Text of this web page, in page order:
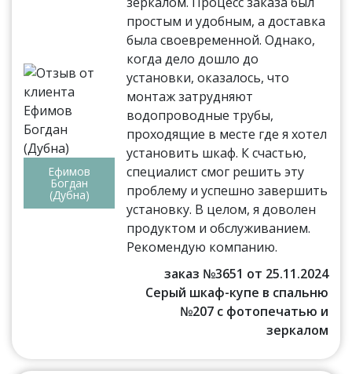
Ефимов
Богдан
(Дубна)
простым и удобным, а доставка
была своевременной. Однако,
когда дело дошло до
установки, оказалось, что
монтаж затрудняют
водопроводные трубы,
проходящие в месте где я хотел
установить шкаф. К счастью,
специалист смог решить эту
проблему и успешно завершить
установку. В целом, я доволен
продуктом и обслуживанием.
Рекомендую компанию.
заказ №3651 от 25.11.2024
Серый шкаф-купе в спальню
№207 с фотопечатью и
зеркалом